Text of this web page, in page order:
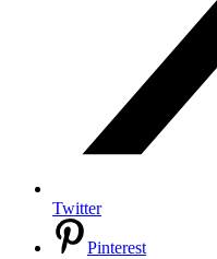
Twitter
Pinterest